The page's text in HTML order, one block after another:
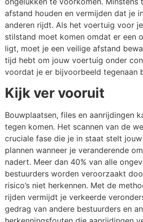
afstand houden en vermijden dat je
anderen rijdt. Als het voertuig voor
stilstand moet komen omdat er een
ligt, moet je een veilige afstand
tijd hebt om jouw voertuig onder
voordat je er bijvoorbeeld tegenaan
Kijk ver vooruit
Bouwplaatsen, files en aanrijdingen
tegen komen. Het scannen van de
cruciale fase die je in staat stelt
plannen wanneer je veranderende
nadert. Meer dan 40% van alle
bestuurders worden veroorzaakt
risico’s niet herkennen. Met de
rijden vermijdt je verkeerde
gedrag van andere bestuurders en